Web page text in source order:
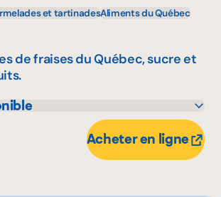
et tartinadesAliments du Québec
de fraises du Québec, sucre et
Acheter en ligne